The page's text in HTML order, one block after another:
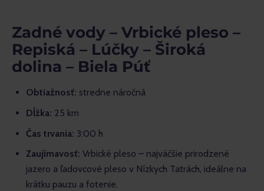
Zadné vody – Vrbické pleso –
Repiská – Lúčky – Široká
dolina – Biela Púť
Obtiažnosť: stredne náročná
Dĺžka: 25 km
Čas trvania: 3:00 h
Zaujímavosť: Vrbické pleso – najväčšie prirodzené
jazero a ľadovcové pleso v Nízkych Tatrách, ideálne na
krátku pauzu a fotenie.